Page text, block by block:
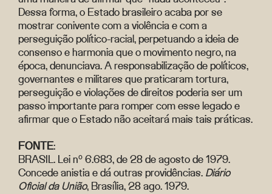
Dessa forma, o Estado brasileiro acaba por se
mostrar conivente com a violência e com a
perseguição político-racial, perpetuando a ideia de
consenso e harmonia que o movimento negro, na
época, denunciava. A responsabilização de políticos,
governantes e militares que praticaram tortura,
perseguição e violações de direitos poderia ser um
passo importante para romper com esse legado e
afirmar que o Estado não aceitará mais tais práticas.
FONTE:
BRASIL. Lei nº 6.683, de 28 de agosto de 1979.
Concede anistia e dá outras providências. Diário
Oficial da União, Brasília, 28 ago. 1979.